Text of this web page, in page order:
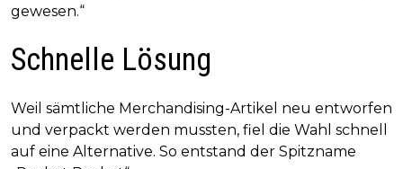
gewesen.“
Schnelle Lösung
Weil sämtliche Merchandising-Artikel neu entworfen
und verpackt werden mussten, fiel die Wahl schnell
auf eine Alternative. So entstand der Spitzname